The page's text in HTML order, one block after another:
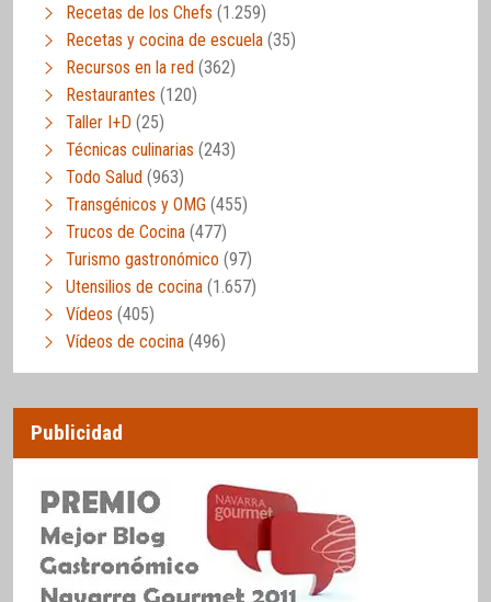
Recetas de los Chefs (1.259)
Recetas y cocina de escuela (35)
Recursos en la red (362)
Restaurantes (120)
Taller I+D (25)
Técnicas culinarias (243)
Todo Salud (963)
Transgénicos y OMG (455)
Trucos de Cocina (477)
Turismo gastronómico (97)
Utensilios de cocina (1.657)
Vídeos (405)
Vídeos de cocina (496)
Publicidad